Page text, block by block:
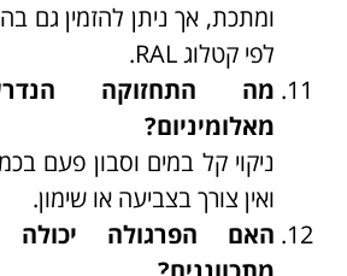
ומתכת, אך ניתן להזמין גם
לפי קטלוג RAL.
מה התחזוקה
מאלומיניום?
ניקוי קל במים וסבון פעם
ואין צורך בצביעה או שימון.
האם הפרגולה יכולה